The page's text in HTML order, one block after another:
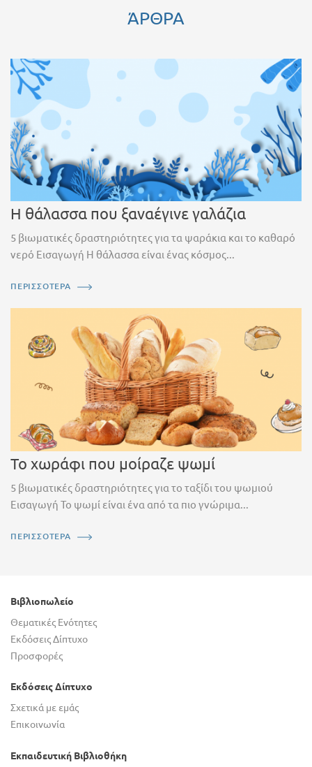
ΆΡΘΡΑ
Η θάλασσα που ξαναέγινε γαλάζια
5 βιωματικές δραστηριότητες για τα ψαράκια και το καθαρό
νερό Εισαγωγή Η θάλασσα είναι ένας κόσμος...
ΠΕΡΙΣΣΟΤΕΡΑ
Το χωράφι που μοίραζε ψωμί
5 βιωματικές δραστηριότητες για το ταξίδι του ψωμιού
Εισαγωγή Το ψωμί είναι ένα από τα πιο γνώριμα...
ΠΕΡΙΣΣΟΤΕΡΑ
Βιβλιοπωλείο
Θεματικές Ενότητες
Εκδόσεις Δίπτυχο
Προσφορές
Εκδόσεις Δίπτυχο
Σχετικά με εμάς
Επικοινωνία
Εκπαιδευτική Βιβλιοθήκη